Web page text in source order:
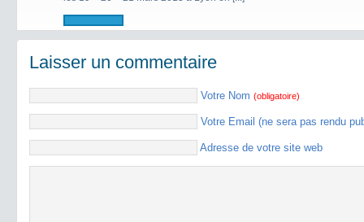
Laisser un commentaire
Votre Nom (obligatoire)
Votre Email (ne sera pas rendu
Adresse de votre site web